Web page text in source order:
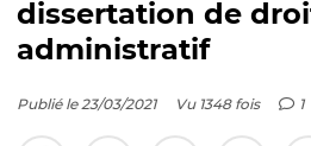
dissertation de
administratif
Publié le 23/03/2021 Vu 1348 fois 1